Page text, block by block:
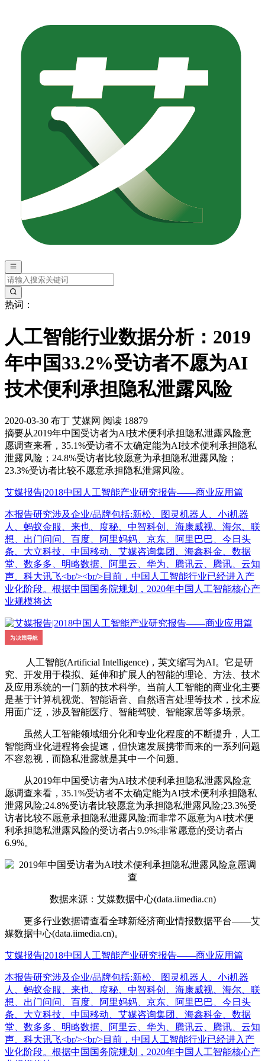
热词：
人工智能行业数据分析：2019
年中国33.2%受访者不愿为AI
技术便利承担隐私泄露风险
2020-03-30 布丁 艾媒网 阅读 18879
摘要从2019年中国受访者为AI技术便利承担隐私泄露风险意
愿调查来看，35.1%受访者不太确定能为AI技术便利承担隐私
泄露风险；24.8%受访者比较愿意为承担隐私泄露风险；
23.3%受访者比较不愿意承担隐私泄露风险。
艾媒报告|2018中国人工智能产业研究报告——商业应用篇
本报告研究涉及企业/品牌包括:新松、图灵机器人、小i机器
人、蚂蚁金服、来也、度秘、中智科创、海康威视、海尔、联
想、出门问问、百度、阿里妈妈、京东、阿里巴巴、今日头
条、大立科技、中国移动、艾媒咨询集团、海鑫科金、数据
堂、数多多、明略数据、阿里云、华为、腾讯云、腾讯、云知
声、科大讯飞<br/><br/>目前，中国人工智能行业已经进入产
业化阶段。根据中国国务院规划，2020年中国人工智能核心产
业规模将达
人工智能(Artificial Intelligence)，英文缩写为AI。它是研
究、开发用于模拟、延伸和扩展人的智能的理论、方法、技术
及应用系统的一门新的技术科学。当前人工智能的商业化主要
是基于计算机视觉、智能语音、自然语言处理等技术，技术应
用面广泛，涉及智能医疗、智能驾驶、智能家居等多场景。
虽然人工智能领域细分化和专业化程度的不断提升，人工
智能商业化进程将会提速，但快速发展携带而来的一系列问题
不容忽视，而隐私泄露就是其中一个问题。
从2019年中国受访者为AI技术便利承担隐私泄露风险意
愿调查来看，35.1%受访者不太确定能为AI技术便利承担隐私
泄露风险;24.8%受访者比较愿意为承担隐私泄露风险;23.3%受
访者比较不愿意承担隐私泄露风险;而非常不愿意为AI技术便
利承担隐私泄露风险的受访者占9.9%;非常愿意的受访者占
6.9%。
数据来源：艾媒数据中心(data.iimedia.cn)
更多行业数据请查看全球新经济商业情报数据平台——艾
媒数据中心(data.iimedia.cn)。
艾媒报告|2018中国人工智能产业研究报告——商业应用篇
本报告研究涉及企业/品牌包括:新松、图灵机器人、小i机器
人、蚂蚁金服、来也、度秘、中智科创、海康威视、海尔、联
想、出门问问、百度、阿里妈妈、京东、阿里巴巴、今日头
条、大立科技、中国移动、艾媒咨询集团、海鑫科金、数据
堂、数多多、明略数据、阿里云、华为、腾讯云、腾讯、云知
声、科大讯飞<br/><br/>目前，中国人工智能行业已经进入产
业化阶段。根据中国国务院规划，2020年中国人工智能核心产